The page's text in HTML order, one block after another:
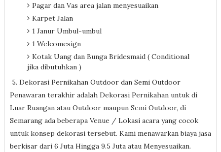
Pagar dan Vas area jalan menyesuaikan
Karpet Jalan
1 Janur Umbul-umbul
1 Welcomesign
Kotak Uang dan Bunga Bridesmaid ( Conditional
jika dibutuhkan )
5. Dekorasi Pernikahan Outdoor dan Semi Outdoor
Penawaran terakhir adalah Dekorasi Pernikahan untuk di
Luar Ruangan atau Outdoor maupun Semi Outdoor, di
Semarang ada beberapa Venue / Lokasi acara yang cocok
untuk konsep dekorasi tersebut. Kami menawarkan biaya jasa
berkisar dari 6 Juta Hingga 9.5 Juta atau Menyesuaikan.